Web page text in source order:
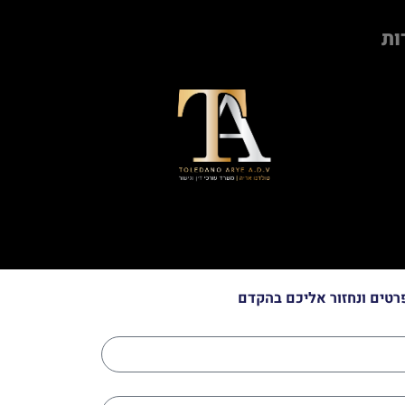
ונחזור אליכם בהקדם